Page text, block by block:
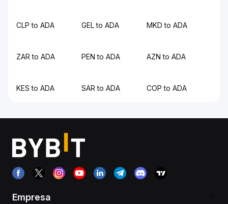
CLP to ADA GEL to ADA MKD to ADA
ZAR to ADA PEN to ADA AZN to ADA
KES to ADA SAR to ADA COP to ADA
Empresa